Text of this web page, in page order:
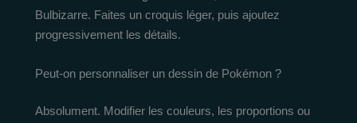
Bulbizarre. Faites un croquis léger, puis ajoutez
progressivement les détails.
Peut-on personnaliser un dessin de Pokémon ?
Absolument. Modifier les couleurs, les proportions ou